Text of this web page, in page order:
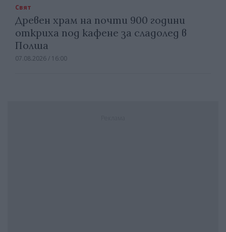
Свят
Древен храм на почти 900 години
откриха под кафене за сладолед в
Полша
07.08.2026 / 16:00